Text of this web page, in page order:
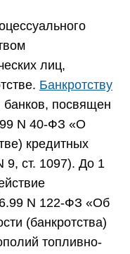
лиц,
Банкротству
банков, посвящен
N 40-ФЗ «О
кредитных
9, ст. 1097). До 1
N 122-ФЗ «Об
(банкротства)
топливно-